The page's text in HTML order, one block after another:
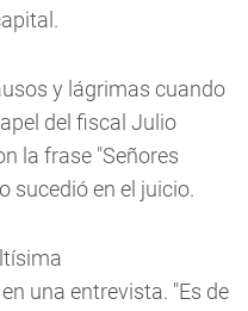
y lágrimas cuando
del fiscal Julio
la frase "Señores
sucedió en el juicio.
una entrevista. "Es de